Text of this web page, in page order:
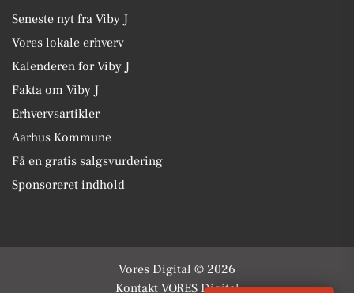
Seneste nyt fra Viby J
Vores lokale erhverv
Kalenderen for Viby J
Fakta om Viby J
Erhvervsartikler
Aarhus Kommune
Få en gratis salgsvurdering
Sponsoreret indhold
Vores Digital © 2026
Kontakt VORES Digital